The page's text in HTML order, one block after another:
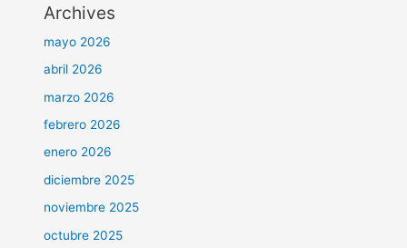
Archives
mayo 2026
abril 2026
marzo 2026
febrero 2026
enero 2026
diciembre 2025
noviembre 2025
octubre 2025